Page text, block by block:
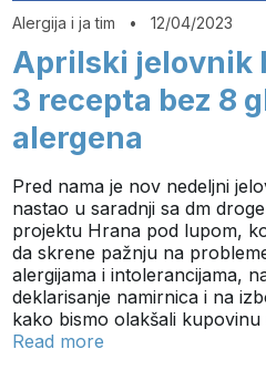
Alergija i ja tim •12/04/2023
Aprilski jelovnik
3 recepta bez 8
alergena
Pred nama je nov nedeljni
nastao u saradnji sa dm
projektu Hrana pod lupom,
da skrene pažnju na
alergijama i intolerancijama,
deklarisanje namirnica i na
kako bismo olakšali
Read more